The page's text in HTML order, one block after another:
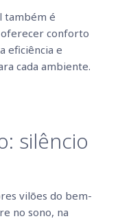
também é
conforto
eficiência e
cada ambiente.
silêncio
vilões do bem-
no sono, na